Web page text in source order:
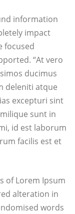
information
impact
focused
“At vero
ducimus
deleniti atque
excepturi sint
sunt in
id est laborum
facilis est et
of Lorem Ipsum
alteration in
words